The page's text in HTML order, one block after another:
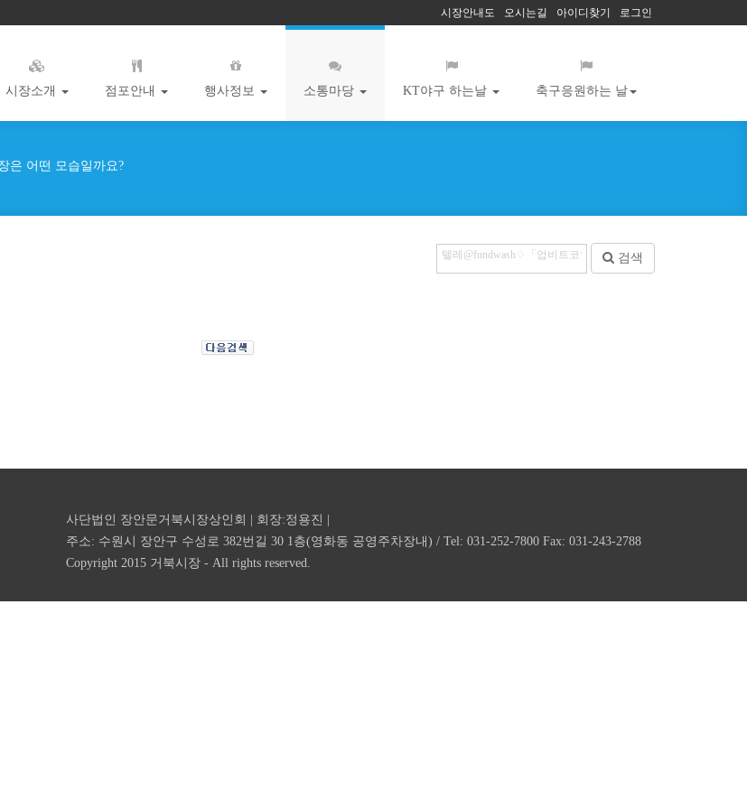
시장안내도 오시는길 아이디찾기 로그인
시장소개 점포안내 행사정보 소통마당 KT야구 하는날 축구응원하는 날
은 어떤 모습일까요?
검색
사단법인 장안문거북시장상인회 | 회장:정용진 |
주소: 수원시 장안구 수성로 382번길 30 1층(영화동 공영주차장내) / Tel: 031-252-7800 Fax: 031-243-2788
Copyright 2015 거북시장 - All rights reserved.